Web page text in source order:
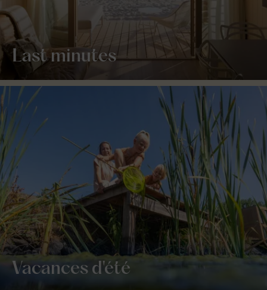
Last minutes
Vacances d'été